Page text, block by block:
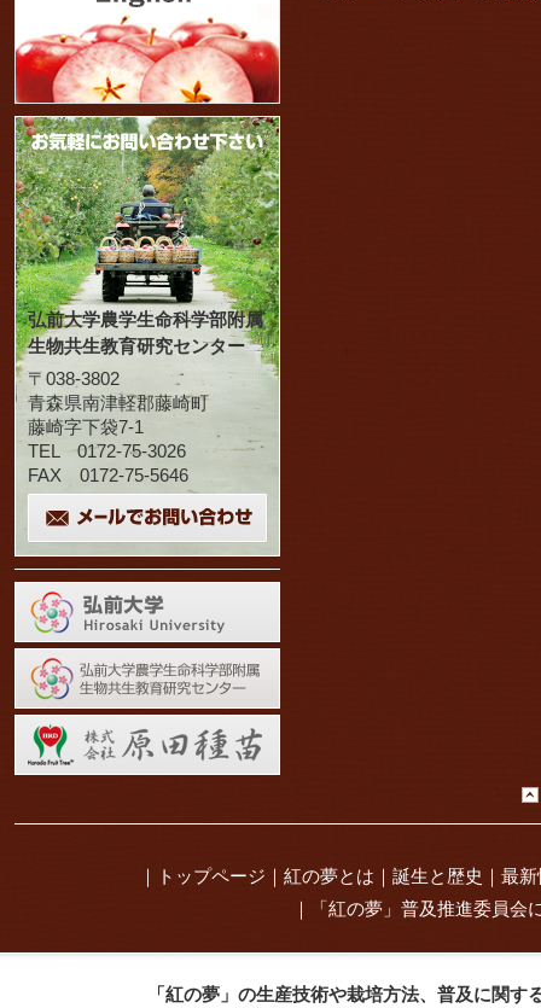
弘前大学農学生命科学部附属
生物共生教育研究センター
〒038-3802
青森県南津軽郡藤崎町
藤崎字下袋7-1
TEL 0172-75-3026
FAX 0172-75-5646
トップページ 紅の夢とは 誕生と歴史
最新
「紅の夢」普及推進委員会
「紅の夢」の生産技術や栽培方法、普及に関